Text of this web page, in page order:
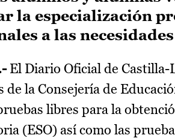
la especialización
a las
El Diario Oficial de Castilla-
de la Consejería de
libres para la
(ESO) así como las